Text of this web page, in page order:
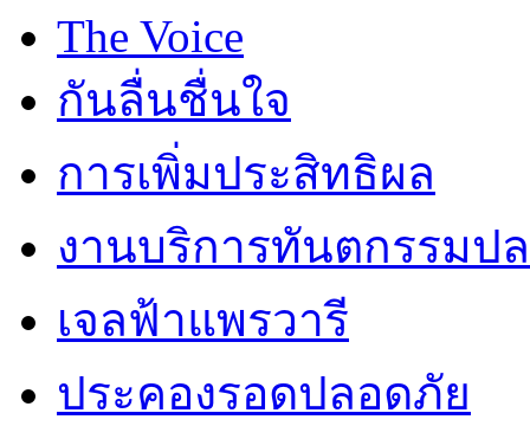
The Voice
กันลื่นชื่นใจ
การเพิ่มประสิทธิผล
งานบริการทันตกรรมป
เจลฟ้าแพรวารี
ประคองรอดปลอดภัย